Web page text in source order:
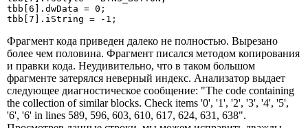
tbb[6].dwData = 0;
tbb[7].iString = -1;
Фрагмент кода приведен далеко не полностью. Вырезано
более чем половина. Фрагмент писался методом копирования
и правки кода. Неудивительно, что в таком большом
фрагменте затерялся неверный индекс. Анализатор выдает
следующее диагностическое сообщение: "The code containing
the collection of similar blocks. Check items '0', '1', '2', '3', '4', '5',
'6', '6' in lines 589, 596, 603, 610, 617, 624, 631, 638".